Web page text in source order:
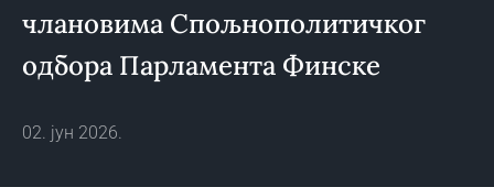
члановима Спољнополитичког
одбора Парламента Финске
02. јун 2026.